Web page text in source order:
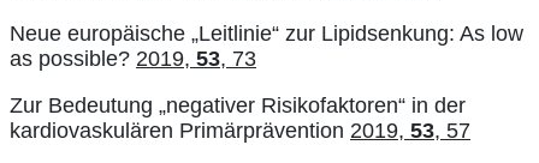
Neue europäische „Leitlinie“ zur Lipidsenkung: As low
as possible? 2019, 53, 73
Zur Bedeutung „negativer Risikofaktoren“ in der
kardiovaskulären Primärprävention 2019, 53, 57